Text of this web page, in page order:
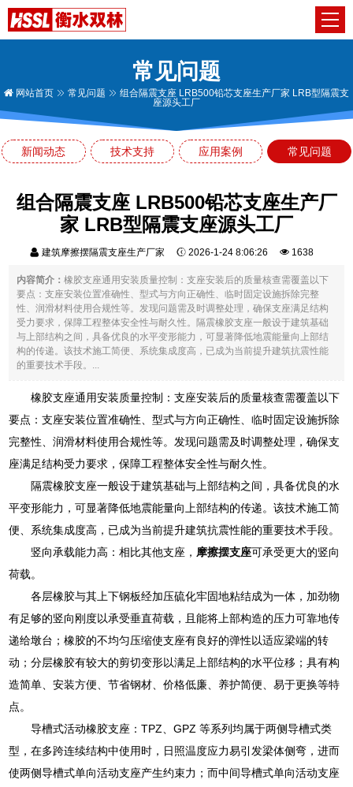
常见问题
网站首页 常见问题
组合隔震支座 LRB500铅芯支座生产厂家 LRB型隔震支
座源头工厂
新闻动态 技术支持 应用案例 常见问题
组合隔震支座 LRB500铅芯支座生产厂
家 LRB型隔震支座源头工厂
建筑摩擦摆隔震支座生产厂家 2026-1-24 8:06:26 1638
内容简介：橡胶支座通用安装质量控制：支座安装后的质量核查需覆盖以下
要点：支座安装位置准确性、型式与方向正确性、临时固定设施拆除完整
性、润滑材料使用合规性等。发现问题需及时调整处理，确保支座满足结构
受力要求，保障工程整体安全性与耐久性。隔震橡胶支座一般设于建筑基础
与上部结构之间，具备优良的水平变形能力，可显著降低地震能量向上部结
构的传递。该技术施工简便、系统集成度高，已成为当前提升建筑抗震性能
的重要技术手段。...
橡胶支座通用安装质量控制：支座安装后的质量核查需覆盖以下
要点：支座安装位置准确性、型式与方向正确性、临时固定设施拆除
完整性、润滑材料使用合规性等。发现问题需及时调整处理，确保支
座满足结构受力要求，保障工程整体安全性与耐久性。
隔震橡胶支座一般设于建筑基础与上部结构之间，具备优良的水
平变形能力，可显著降低地震能量向上部结构的传递。该技术施工简
便、系统集成度高，已成为当前提升建筑抗震性能的重要技术手段。
竖向承载能力高：相比其他支座， 摩擦摆支座可承受更大的竖向
荷载。
各层橡胶与其上下钢板经加压硫化牢固地粘结成为一体，加劲物
有足够的竖向刚度以承受垂直荷载，且能将上部构造的压力可靠地传
递给墩台；橡胶的不均匀压缩使支座有良好的弹性以适应梁端的转
动；分层橡胶有较大的剪切变形以满足上部结构的水平位移；具有构
造简单、安装方便、节省钢材、价格低廉、养护简便、易于更换等特
点。
导槽式活动橡胶支座：TPZ、GPZ 等系列均属于两侧导槽式类
型，在多跨连续结构中使用时，日照温度应力易引发梁体侧弯，进而
使两侧导槽式单向活动支座产生约束力；而中间导槽式单向活动支座